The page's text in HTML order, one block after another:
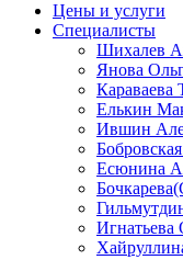
Цены и услуги
Специалисты
Шихалев
Янова
Караваева
Елькин
Ившин
Есюнина
Игнатьева